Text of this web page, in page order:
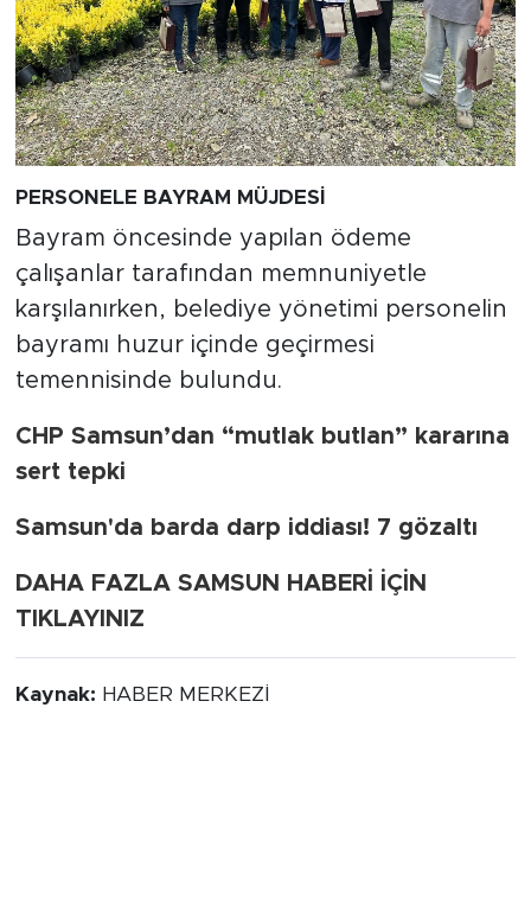
PERSONELE BAYRAM MÜJDESİ
Bayram öncesinde yapılan ödeme
çalışanlar tarafından memnuniyetle
karşılanırken, belediye yönetimi personelin
bayramı huzur içinde geçirmesi
temennisinde bulundu.
CHP Samsun’dan “mutlak butlan” kararına
sert tepki
Samsun'da barda darp iddiası! 7 gözaltı
DAHA FAZLA SAMSUN HABERİ İÇİN
TIKLAYINIZ
Kaynak: HABER MERKEZİ